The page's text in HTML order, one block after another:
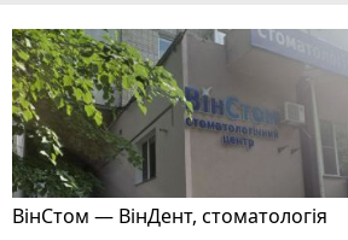
ВінСтом — ВінДент, стоматологія